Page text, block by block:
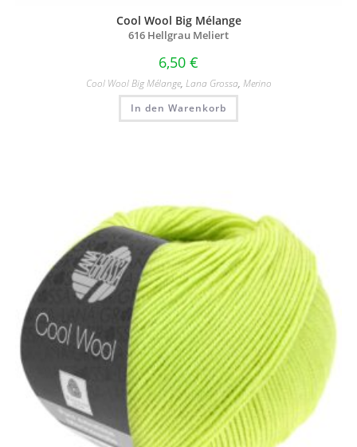
Cool Wool Big Mélange
616 Hellgrau Meliert
6,50 €
Cool Wool Big Mélange, Lana Grossa, Merino
In den Warenkorb